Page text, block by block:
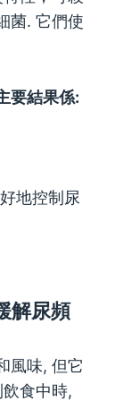
菌. 它們使
要結果係:
地控制尿
解尿頻
風味, 但它
食中時,